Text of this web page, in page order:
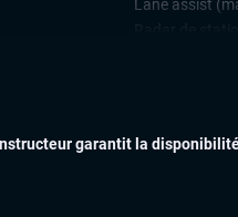
Lane assist
Feux
garantit la